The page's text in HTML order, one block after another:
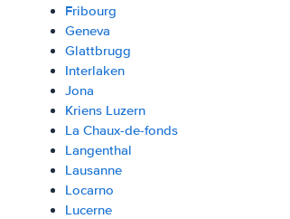
Fribourg
Geneva
Glattbrugg
Interlaken
Jona
Kriens Luzern
La Chaux-de-fonds
Langenthal
Lausanne
Locarno
Lucerne